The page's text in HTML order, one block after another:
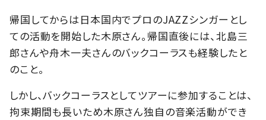
帰国してからは日本国内でプロのJAZZシンガーとし
ての活動を開始した木原さん。帰国直後には、北島三
郎さんや舟木一夫さんのバックコーラスも経験したと
のこと。
しかし、バックコーラスとしてツアーに参加することは、
拘束期間も長いため木原さん独自の音楽活動ができ